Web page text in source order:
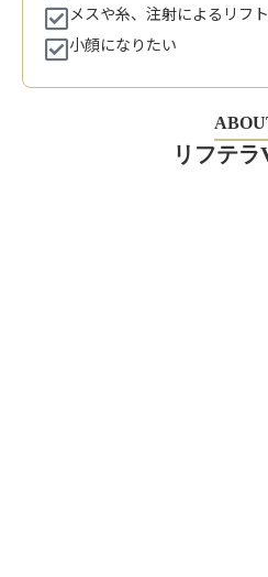
メスや糸、注射によるリフ
小顔になりたい
リフテラ